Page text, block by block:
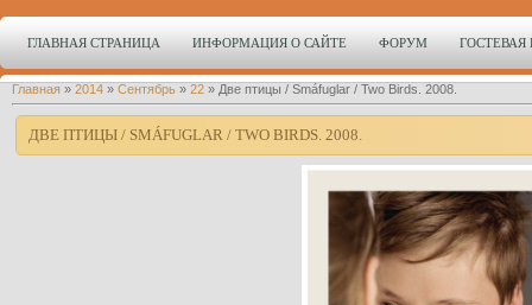
ГЛАВНАЯ СТРАНИЦА ИНФОРМАЦИЯ О САЙТЕ ФОРУМ ГОСТЕВАЯ
Главная » 2014 » Сентябрь » 22 » Две птицы / Smáfuglar / Two Birds. 2008.
ДВЕ ПТИЦЫ / SMÁFUGLAR / TWO BIRDS. 2008.